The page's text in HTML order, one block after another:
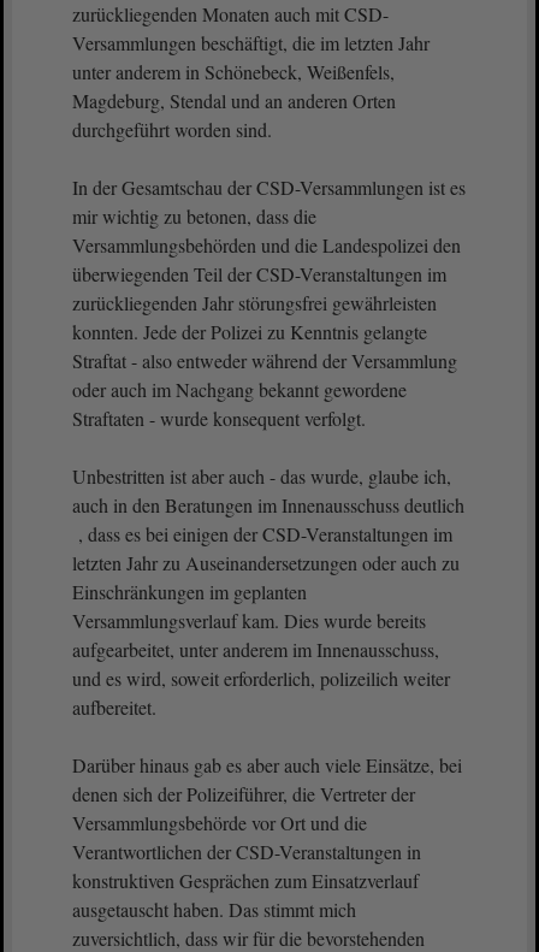
zurückliegenden Monaten auch mit CSD-
Versammlungen beschäftigt, die im letzten Jahr
unter anderem in Schönebeck, Weißenfels,
Magdeburg, Stendal und an anderen Orten
durchgeführt worden sind.
In der Gesamtschau der CSD-Versammlungen ist es
mir wichtig zu betonen, dass die
Versammlungsbehörden und die Landespolizei den
überwiegenden Teil der CSD-Veranstaltungen im
zurückliegenden Jahr störungsfrei gewährleisten
konnten. Jede der Polizei zu Kenntnis gelangte
Straftat - also entweder während der Versammlung
oder auch im Nachgang bekannt gewordene
Straftaten - wurde konsequent verfolgt.
Unbestritten ist aber auch - das wurde, glaube ich,
auch in den Beratungen im Innenausschuss deutlich
, dass es bei einigen der CSD-Veranstaltungen im
letzten Jahr zu Auseinandersetzungen oder auch zu
Einschränkungen im geplanten
Versammlungsverlauf kam. Dies wurde bereits
aufgearbeitet, unter anderem im Innenausschuss,
und es wird, soweit erforderlich, polizeilich weiter
aufbereitet.
Darüber hinaus gab es aber auch viele Einsätze, bei
denen sich der Polizeiführer, die Vertreter der
Versammlungsbehörde vor Ort und die
Verantwortlichen der CSD-Veranstaltungen in
konstruktiven Gesprächen zum Einsatzverlauf
ausgetauscht haben. Das stimmt mich
zuversichtlich, dass wir für die bevorstehenden